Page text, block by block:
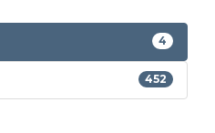
4
452